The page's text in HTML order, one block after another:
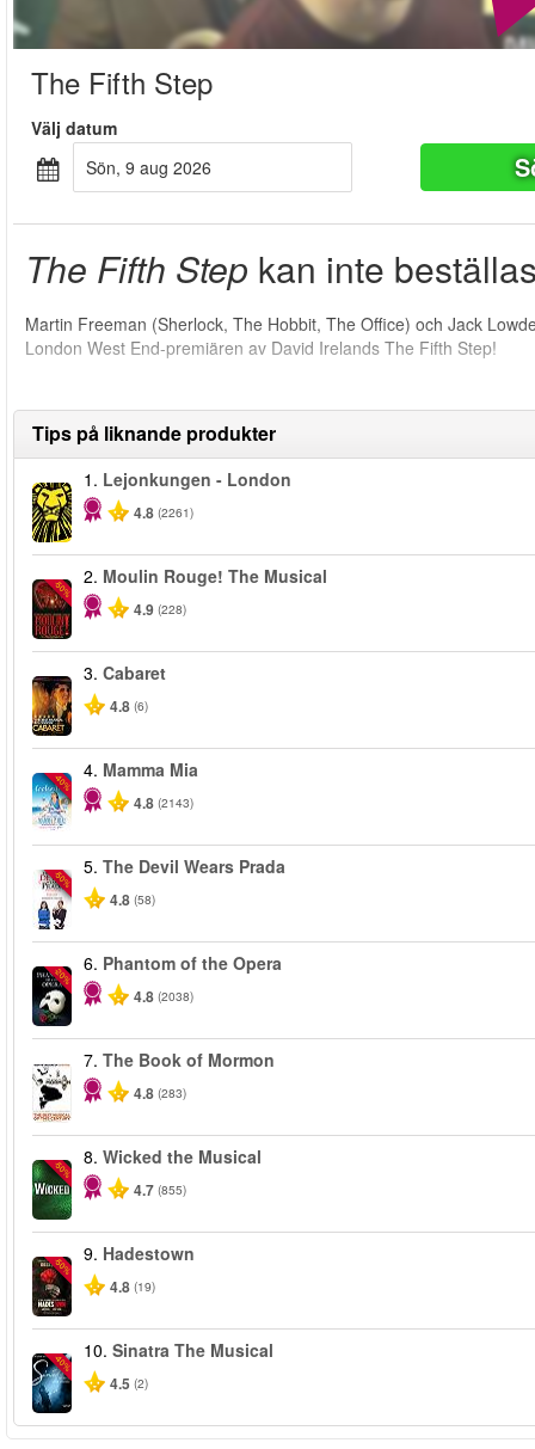
The Fifth Step
Välj datum
sön, 9 aug 2026
The Fifth Step kan inte
Martin Freeman (Sherlock, The Hobbit, The Office) och Jack
London West End-premiären av David Irelands The Fifth Step!
Tips på liknande produkter
1. Lejonkungen - London
4.8 (2261)
-50%
2. Moulin Rouge! The Musical
4.9 (228)
3. Cabaret
4.8 (6)
-40%
4. Mamma Mia
4.8 (2143)
-50%
5. The Devil Wears Prada
4.8 (58)
-20%
6. Phantom of the Opera
4.8 (2038)
7. The Book of Mormon
4.8 (283)
-50%
8. Wicked the Musical
4.7 (855)
-50%
9. Hadestown
4.8 (19)
-40%
10. Sinatra The Musical
4.5 (2)